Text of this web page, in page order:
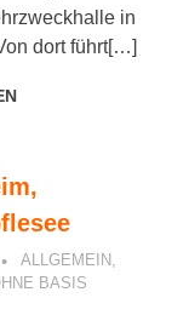
in
dort führt[…]
PETER
ALLGEMEIN ,
BASIS